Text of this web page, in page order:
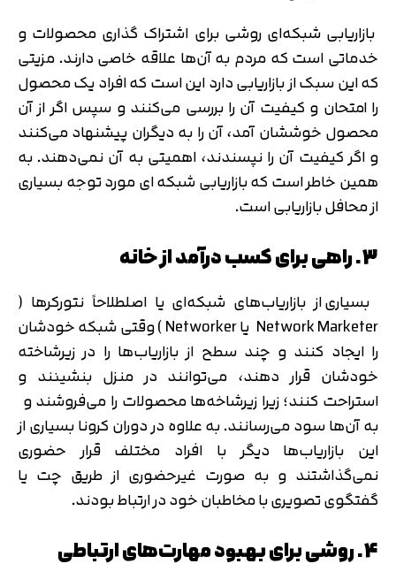
بازاریابی شبکه‌ای روشی برای اشتراک گذاری محصولات و
خدماتی است که مردم به آن‌ها علاقه خاصی دارند. مزیتی
که این سبک از بازاریابی دارد این است که افراد یک محصول
را امتحان و کیفیت آن را بررسی می‌کنند و سپس اگر از آن
محصول خوششان آمد، آن را به دیگران پیشنهاد می‌کنند
و اگر کیفیت آن را نپسندند، اهمیتی به آن نمی‌دهند. به
همین خاطر است که بازاریابی شبکه ای مورد توجه بسیاری
از محافل بازاریابی است.
3. راهی برای کسب درآمد از خانه
بسیاری از بازاریاب‌های شبکه‌ای یا اصلطلاحاً نتورکرها (
Network Marketer یا Networker ) وقتی شبکه خودشان
را ایجاد کنند و چند سطح از بازاریاب‌ها را در زیرشاخته
خودشان قرار دهند، می‌توانند در منزل بنشینند و
استراحت کنند؛ زیرا زیرشاخه‌ها محصولات را می‌فروشند و
به آن‌ها سود می‌رسانند. به علاوه در دوران کرونا بسیاری از
این بازاریاب‌ها دیگر با افراد مختلف قرار حضوری
نمی‌گذاشتند و به صورت غیرحضوری از طریق چت یا
گفتگوی تصویری با مخاطبان خود در ارتباط بودند.
4. روشی برای بهبود مهارت‌های ارتباطی